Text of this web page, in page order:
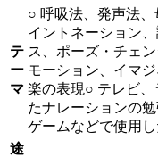
テ
ー
マ
○ 呼吸法、発声法、
イントネーション
ス、ポーズ・チェ
モーション、イマ
楽の表現○ テレビ
たナレーションの
ゲームなどで使用
途